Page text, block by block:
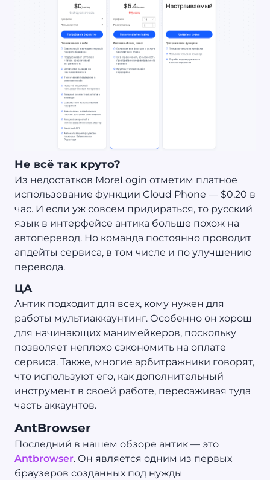
Не всё так круто?
Из недостатков MoreLogin отметим платное
использование функции Cloud Phone — $0,20 в
час. И если уж совсем придираться, то русский
язык в интерфейсе антика больше похож на
автоперевод. Но команда постоянно проводит
апдейты сервиса, в том числе и по улучшению
перевода.
ЦА
Антик подходит для всех, кому нужен для
работы мультиаккаунтинг. Особенно он хорош
для начинающих манимейкеров, поскольку
позволяет неплохо сэкономить на оплате
сервиса. Также, многие арбитражники говорят,
что используют его, как дополнительный
инструмент в своей работе, пересаживая туда
часть аккаунтов.
AntBrowser
Последний в нашем обзоре антик — это
Antbrowser. Он является одним из первых
браузеров созданных под нужды